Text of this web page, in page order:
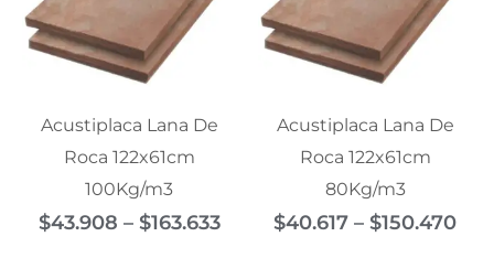
Acustiplaca Lana De
Roca 122x61cm
100Kg/m3
$43.908 – $163.633
through
$163.633
Acustiplaca Lana De
Roca 122x61cm
80Kg/m3
$40.617 – $150.470